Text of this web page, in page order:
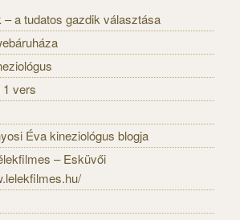
– a tudatos gazdik választása
1 vers
Éva kineziológus blogja
– Esküvői